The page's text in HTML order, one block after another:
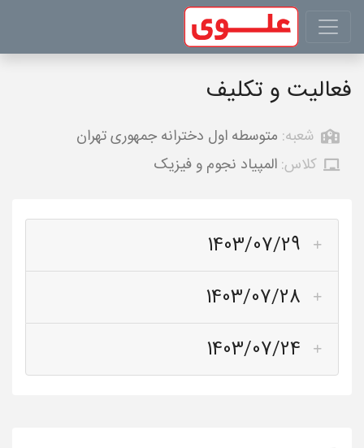
فعالیت و تکلیف
شعبه: متوسطه اول دخترانه جمهوری تهران
کلاس: المپیاد نجوم و فیزیک
1403/07/29
1403/07/28
1403/07/24